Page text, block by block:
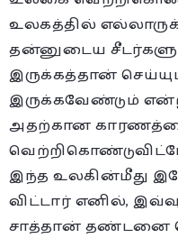
உலகத்தில்
தன்னுடைய
இருக்கத்தான்
இருக்கவேண்டும்
அதற்கான
இந்த உலகின்மீது
விட்டார் எனில்,
சாத்தான் தண்டனை